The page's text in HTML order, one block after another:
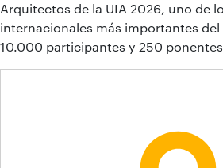
Arquitectos de la UIA 2026, uno de
internacionales más importantes
10.000 participantes y 250